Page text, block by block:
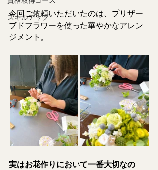
スキルアップ
今回ご依頼いただいたのは、プリザー
ブドフラワーを使った華やかなアレン
ジメント。
実はお花作りにおいて一番大切なの